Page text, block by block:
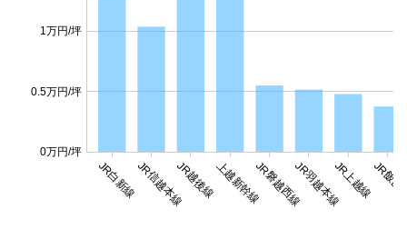
JR白新線JR信越本線JR越後線上越新幹線JR磐越西線JR羽越本線JR上越線JR飯
0万円/坪
0.5万円/坪
1万円/坪